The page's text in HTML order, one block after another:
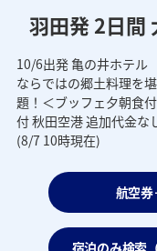
羽田発 2日間
10/6出発 亀の井ホテ
ならではの郷土料理を
題！＜ブッフェ夕朝食
付 秋田空港 追加代金
(8/7 10時現在)
航空